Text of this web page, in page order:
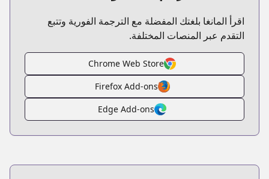
اقرأ المانغا بلغتك المفضلة مع الترجمة الفورية وتتبع
التقدم عبر المنصات المختلفة.
Chrome Web Store
Firefox Add-ons
Edge Add-ons